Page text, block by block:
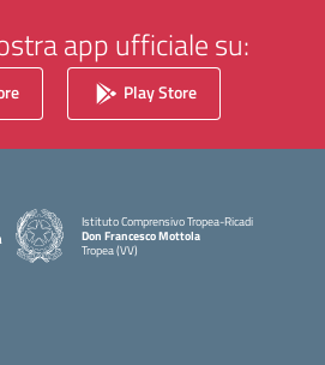
app ufficiale su:
Play Store
Istituto Comprensivo Tropea-Ricadi
Don Francesco Mottola
Tropea (VV)
— Visita la pagina iniziale della scuola